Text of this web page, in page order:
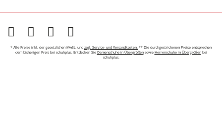
* Alle Preise inkl. der gesetzlichen MwSt. und zzgl. Service- und Versandkosten. ** Die durchgestrichenen Preise entsprechen
dem bisherigen Preis bei schuhplus. Entdecken Sie Damenschuhe in Übergrößensowie Herrenschuhe in Übergrößenbei
schuhplus.